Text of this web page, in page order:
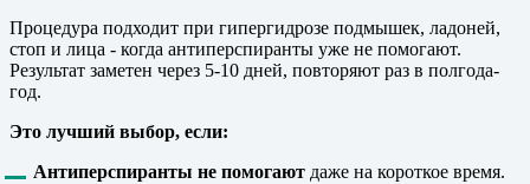
Процедура подходит при гипергидрозе подмышек, ладоней,
стоп и лица - когда антиперспиранты уже не помогают.
Результат заметен через 5-10 дней, повторяют раз в полгода-
год.
Это лучший выбор, если:
Антиперспиранты не помогают даже на короткое время.